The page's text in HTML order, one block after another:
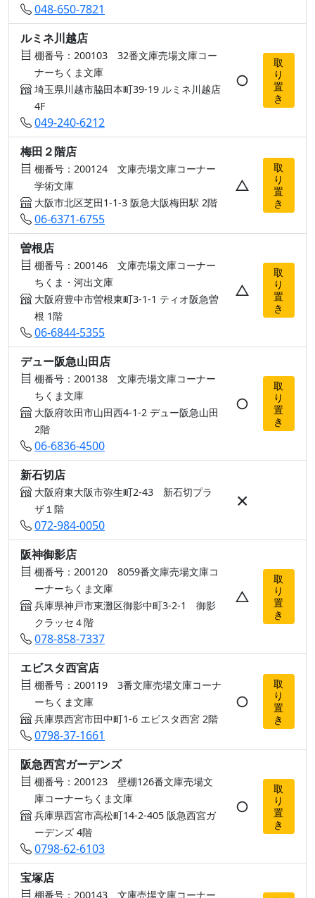
048-650-7821
ルミネ川越店
棚番号：200103 32番文庫売場文庫コー
ナーちくま文庫
埼玉県川越市脇田本町39-19 ルミネ川越店
4F
049-240-6212
○
取
り
置
き
梅田２階店
棚番号：200124 文庫売場文庫コーナー
学術文庫
大阪市北区芝田1-1-3 阪急大阪梅田駅 2階
06-6371-6755
△
取
り
置
き
曽根店
棚番号：200146 文庫売場文庫コーナー
ちくま・河出文庫
大阪府豊中市曽根東町3-1-1 ティオ阪急曽
根 1階
06-6844-5355
△
取
り
置
き
デュー阪急山田店
棚番号：200138 文庫売場文庫コーナー
ちくま文庫
大阪府吹田市山田西4-1-2 デュー阪急山田
2階
06-6836-4500
○
取
り
置
き
新石切店
大阪府東大阪市弥生町2-43 新石切プラ
ザ１階
072-984-0050
×
阪神御影店
棚番号：200120 8059番文庫売場文庫コ
ーナーちくま文庫
兵庫県神戸市東灘区御影中町3-2-1 御影
クラッセ４階
078-858-7337
△
取
り
置
き
エビスタ西宮店
棚番号：200119 3番文庫売場文庫コーナ
ーちくま文庫
兵庫県西宮市田中町1-6 エビスタ西宮 2階
0798-37-1661
○
取
り
置
き
阪急西宮ガーデンズ
棚番号：200123 壁棚126番文庫売場文
庫コーナーちくま文庫
兵庫県西宮市高松町14-2-405 阪急西宮ガ
ーデンズ 4階
0798-62-6103
○
取
り
置
き
宝塚店
棚番号：200143 文庫売場文庫コーナー